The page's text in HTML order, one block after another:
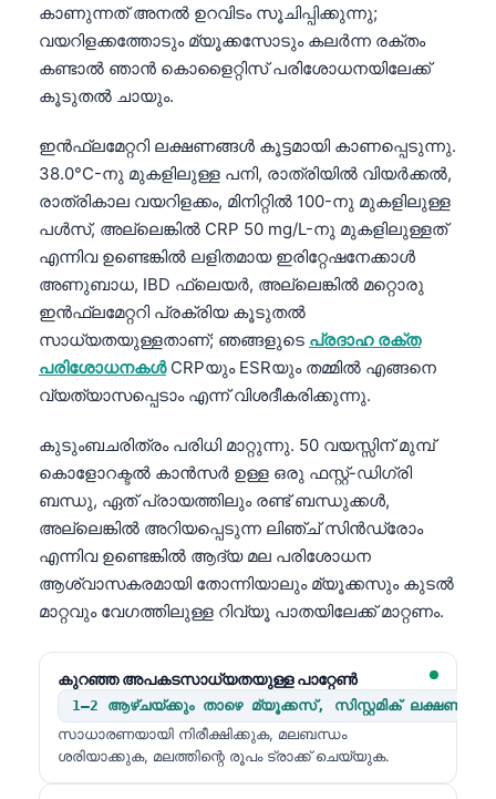
കാണുന്നത് അനൽ ഉറവിടം സൂചിപ്പിക്കുന്നു;
വയറിളക്കത്തോടും മ്യൂക്കസോടും കലർന്ന രക്തം
കണ്ടാൽ ഞാൻ കൊളൈറ്റിസ് പരിശോധനയിലേക്ക്
കൂടുതൽ ചായും.
ഇൻഫ്ലമേറ്ററി ലക്ഷണങ്ങൾ കൂട്ടമായി കാണപ്പെടുന്നു.
38.0°C-നു മുകളിലുള്ള പനി, രാത്രിയിൽ വിയർക്കൽ,
രാത്രികാല വയറിളക്കം, മിനിറ്റിൽ 100-നു മുകളിലുള്ള
പൾസ്, അല്ലെങ്കിൽ CRP 50 mg/L-നു മുകളിലുള്ളത്
എന്നിവ ഉണ്ടെങ്കിൽ ലളിതമായ ഇരിറ്റേഷനേക്കാൾ
അണുബാധ, IBD ഫ്ലെയർ, അല്ലെങ്കിൽ മറ്റൊരു
ഇൻഫ്ലമേറ്ററി പ്രക്രിയ കൂടുതൽ
സാധ്യതയുള്ളതാണ്; ഞങ്ങളുടെ പ്രദാഹ രക്ത
പരിശോധനകൾCRPയും ESRയും തമ്മിൽ എങ്ങനെ
വ്യത്യാസപ്പെടാം എന്ന് വിശദീകരിക്കുന്നു.
കുടുംബചരിത്രം പരിധി മാറ്റുന്നു. 50 വയസ്സിന് മുമ്പ്
കൊളോറക്ടൽ കാൻസർ ഉള്ള ഒരു ഫസ്റ്റ്-ഡിഗ്രി
ബന്ധു, ഏത് പ്രായത്തിലും രണ്ട് ബന്ധുക്കൾ,
അല്ലെങ്കിൽ അറിയപ്പെടുന്ന ലിഞ്ച് സിൻഡ്രോം
എന്നിവ ഉണ്ടെങ്കിൽ ആദ്യ മല പരിശോധന
ആശ്വാസകരമായി തോന്നിയാലും മ്യൂക്കസും കുടൽ
മാറ്റവും വേഗത്തിലുള്ള റിവ്യൂ പാതയിലേക്ക് മാറ്റണം.
കുറഞ്ഞ അപകടസാധ്യതയുള്ള പാറ്റേൺ
1–2 ആഴ്ചയ്ക്കും താഴെ മ്യൂക്കസ്, സിസ്റ്റമിക്
സാധാരണയായി നിരീക്ഷിക്കുക, മലബന്ധം
ശരിയാക്കുക, മലത്തിന്റെ രൂപം ട്രാക്ക് ചെയ്യുക.
Euskara
Gàidhlig
Occitan
العربية المغربية
ພາສາລາວ
Basa Jawa
Cebuano
ئۇيغۇرچە
Татар теле
Беларуская мова
Esperanto
Frysk
Ślōnskŏ gŏdka
Norsk bokmål